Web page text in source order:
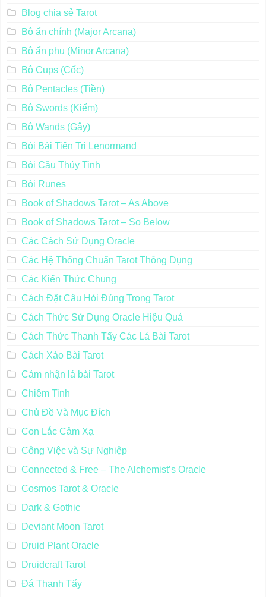
Blog chia sẻ Tarot
Bộ ẩn chính (Major Arcana)
Bộ ẩn phụ (Minor Arcana)
Bộ Cups (Cốc)
Bộ Pentacles (Tiền)
Bộ Swords (Kiếm)
Bộ Wands (Gậy)
Bói Bài Tiên Tri Lenormand
Bói Cầu Thủy Tinh
Bói Runes
Book of Shadows Tarot – As Above
Book of Shadows Tarot – So Below
Các Cách Sử Dụng Oracle
Các Hệ Thống Chuẩn Tarot Thông Dụng
Các Kiến Thức Chung
Cách Đặt Câu Hỏi Đúng Trong Tarot
Cách Thức Sử Dụng Oracle Hiệu Quả
Cách Thức Thanh Tẩy Các Lá Bài Tarot
Cách Xào Bài Tarot
Cảm nhận lá bài Tarot
Chiêm Tinh
Chủ Đề Và Mục Đích
Con Lắc Cảm Xạ
Công Việc và Sự Nghiệp
Connected & Free – The Alchemist’s Oracle
Cosmos Tarot & Oracle
Dark & Gothic
Deviant Moon Tarot
Druid Plant Oracle
Druidcraft Tarot
Đá Thanh Tẩy